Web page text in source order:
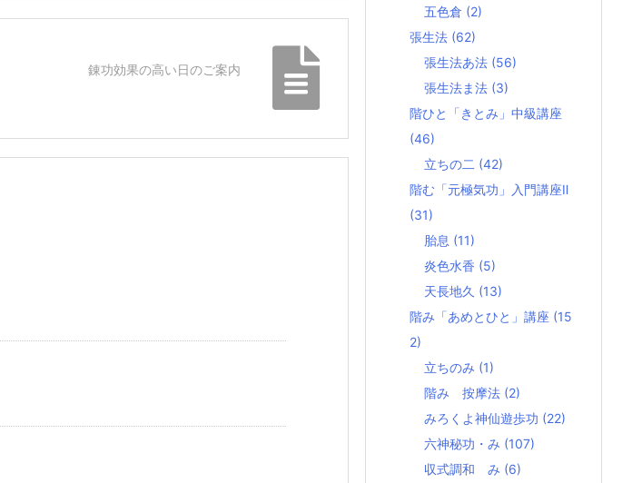
錬功効果の高い日のご案内
五色倉 (2)
張生法 (62)
張生法あ法 (56)
張生法ま法 (3)
階ひと「きとみ」中級講座
(46)
立ちの二 (42)
階む「元極気功」入門講座Ⅱ
(31)
胎息 (11)
炎色水香 (5)
天長地久 (13)
階み「あめとひと」講座 (15
2)
立ちのみ (1)
階み 按摩法 (2)
みろくよ神仙遊歩功 (22)
六神秘功・み (107)
収式調和 み (6)